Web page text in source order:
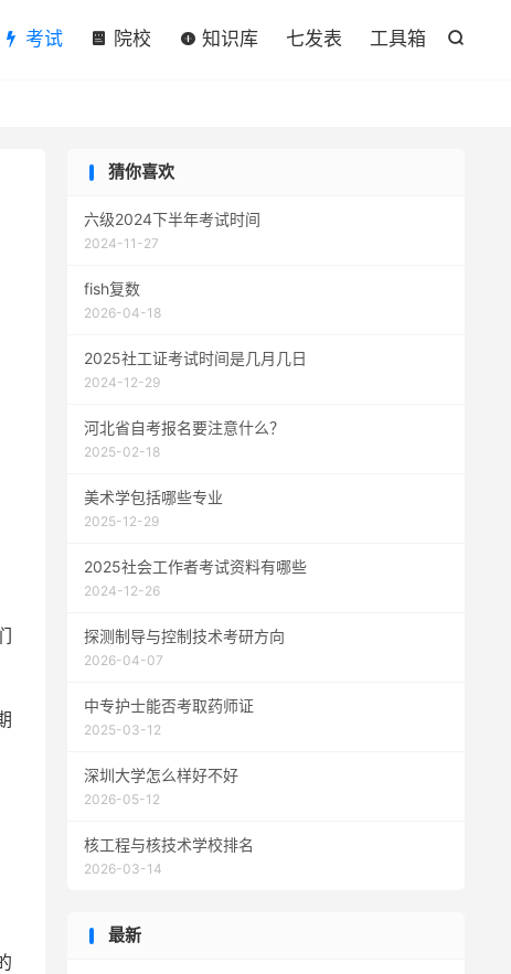

考试 院校 知识库 七发表 工具箱
猜你喜欢
六级2024下半年考试时间
2024-11-27
fish复数
2026-04-18
2025社工证考试时间是几月几日
2024-12-29
河北省自考报名要注意什么？
2025-02-18
美术学包括哪些专业
2025-12-29
2025社会工作者考试资料有哪些
2024-12-26
探测制导与控制技术考研方向
2026-04-07
中专护士能否考取药师证
2025-03-12
深圳大学怎么样好不好
2026-05-12
核工程与核技术学校排名
2026-03-14
最新